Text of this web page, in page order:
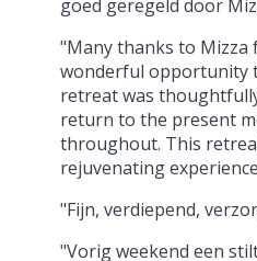
goed geregeld door
"Many thanks to Mizza
wonderful opportunity
retreat was
return to the present
throughout. This
rejuvenating
"Fijn, verdiepend,
"Vorig weekend een